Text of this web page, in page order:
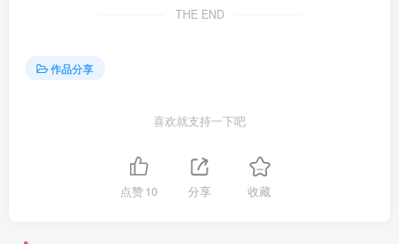
THE END
作品分享
喜欢就支持一下吧
点赞10 分享 收藏